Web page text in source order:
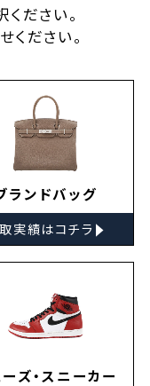
ださい。
ください。
ランドバッグ
実績はコチラ ▸
ズ・スニーカー